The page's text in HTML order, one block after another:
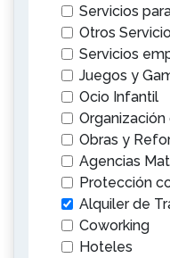
Servicios
Otros
Servicios
Juegos y
Ocio Infantil
Obras y
Agencias
Protección
Alquiler de
Coworking
Hoteles